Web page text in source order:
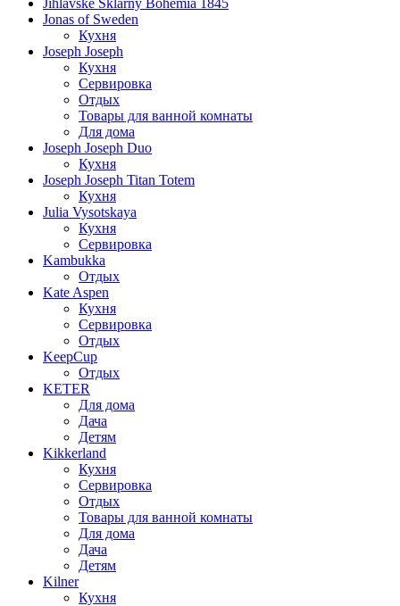
Jihlavske Sklarny Bohemia 1845
Jonas of Sweden
Кухня
Joseph Joseph
Кухня
Сервировка
Отдых
Товары для ванной комнаты
Для дома
Joseph Joseph Duo
Кухня
Joseph Joseph Titan Totem
Кухня
Julia Vysotskaya
Кухня
Сервировка
Kambukka
Отдых
Kate Aspen
Кухня
Сервировка
Отдых
KeepCup
Отдых
KETER
Для дома
Дача
Детям
Kikkerland
Кухня
Сервировка
Отдых
Товары для ванной комнаты
Для дома
Дача
Детям
Kilner
Кухня